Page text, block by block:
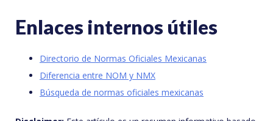
Enlaces internos útiles
Directorio de Normas Oficiales Mexicanas
Diferencia entre NOM y NMX
Búsqueda de normas oficiales mexicanas